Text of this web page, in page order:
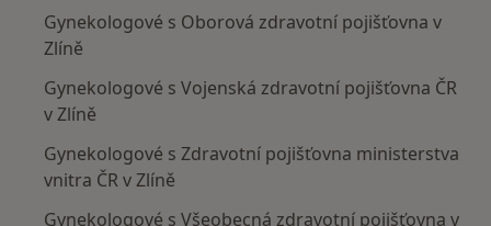
Gynekologové s Oborová zdravotní pojišťovna v
Zlíně
Gynekologové s Vojenská zdravotní pojišťovna ČR
v Zlíně
Gynekologové s Zdravotní pojišťovna ministerstva
vnitra ČR v Zlíně
Gynekologové s Všeobecná zdravotní pojišťovna v